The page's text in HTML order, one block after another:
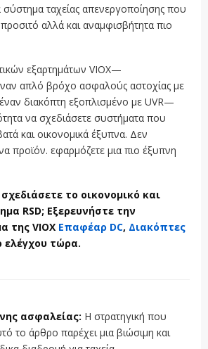
ταχείας απενεργοποίησης που
αλλά και αναμφισβήτητα πιο
εξαρτημάτων VIOX—
απλό βρόχο ασφαλούς αστοχίας με
διακόπτη εξοπλισμένο με UVR—
να σχεδιάσετε συστήματα που
και οικονομικά έξυπνα. Δεν
προϊόν. εφαρμόζετε μια πιο έξυπνη
το οικονομικό και
RSD; Εξερευνήστε την
της VIOX Επαφέαρ DC, Διακόπτες
ελέγχου τώρα.
ασφαλείας: Η στρατηγική που
το άρθρο παρέχει μια βιώσιμη και